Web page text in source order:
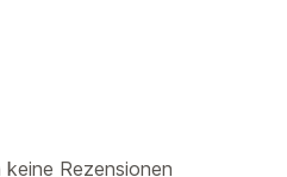
keine Rezensionen